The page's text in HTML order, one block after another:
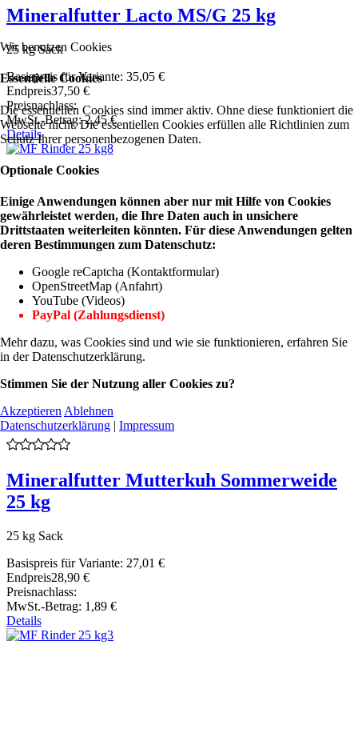
Mineralfutter Lacto MS/G 25 kg
25 kg Sack
Basispreis für Variante: 35,05 €
Endpreis37,50 €
Preisnachlass:
MwSt.-Betrag:2,45 €
Details
Mineralfutter Mutterkuh Sommerweide
25 kg
25 kg Sack
Basispreis für Variante: 27,01 €
Endpreis28,90 €
Preisnachlass:
MwSt.-Betrag: 1,89 €
Details
Wir benutzen Cookies
Essentielle Cookies
Die essentiellen Cookies sind immer aktiv. Ohne diese funktioniert die
Webseite nicht. Die essentiellen Cookies erfüllen alle Richtlinien zum
Schutz Ihrer personenbezogenen Daten.
Optionale Cookies
Einige Anwendungen können aber nur mit Hilfe von Cookies
gewährleistet werden, die Ihre Daten auch in unsichere
Drittstaaten weiterleiten könnten. Für diese Anwendungen gelten
deren Bestimmungen zum Datenschutz:
Google reCaptcha (Kontaktformular)
OpenStreetMap (Anfahrt)
YouTube (Videos)
PayPal (Zahlungsdienst)
Mehr dazu, was Cookies sind und wie sie funktionieren, erfahren Sie
in der Datenschutzerklärung.
Stimmen Sie der Nutzung aller Cookies zu?
Akzeptieren Ablehnen
Datenschutzerklärung | Impressum